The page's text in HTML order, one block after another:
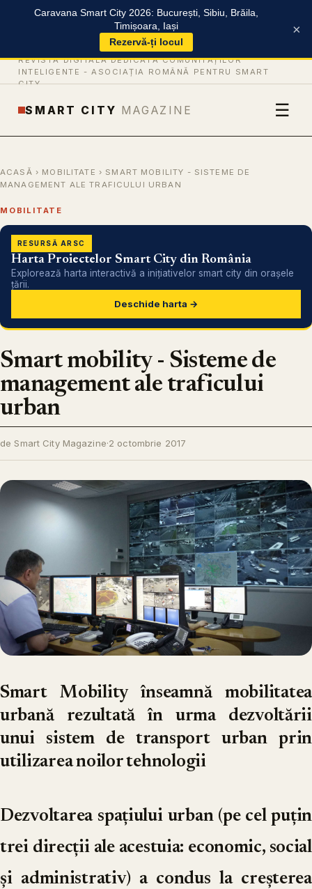
Caravana Smart City 2026: București, Sibiu, Brăila,
Timișoara, Iași
Rezervă-ți locul
×
REVISTĂ DIGITALĂ DEDICATĂ COMUNITĂȚILOR
INTELIGENTE - ASOCIAȚIA ROMÂNĂ PENTRU SMART
CITY
SMART CITY MAGAZINE ☰
ACASĂ › MOBILITATE › SMART MOBILITY - SISTEME DE
MANAGEMENT ALE TRAFICULUI URBAN
MOBILITATE
RESURSĂ ARSC
Harta Proiectelor Smart City din România
Explorează harta interactivă a inițiativelor smart city din orașele
țării.
Deschide harta →
Smart mobility - Sisteme de
management ale traficului
urban
de Smart City Magazine·2 octombrie 2017
Smart Mobility înseamnă mobilitatea
urbană rezultată în urma dezvoltării
unui sistem de transport urban prin
utilizarea noilor tehnologii
Dezvoltarea spațiului urban (pe cel puțin
trei direcții ale acestuia: economic, social
și administrativ) a condus la creșterea